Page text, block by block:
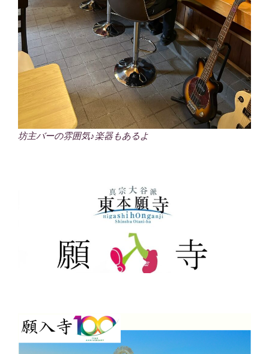
坊主バーの雰囲気♪楽器もあるよ